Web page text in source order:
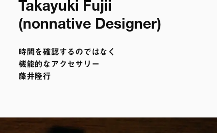
Takayuki Fujii
(nonnative Designer)
時間を確認するのではなく
機能的なアクセサリー
藤井隆行